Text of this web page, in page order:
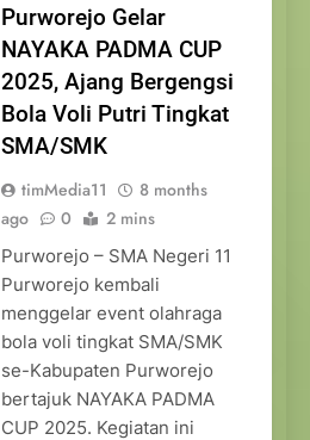
Purworejo Gelar
NAYAKA PADMA CUP
2025, Ajang Bergengsi
Bola Voli Putri Tingkat
SMA/SMK
timMedia11
8 months
ago
0 2 mins
Purworejo – SMA Negeri 11
Purworejo kembali
menggelar event olahraga
bola voli tingkat SMA/SMK
se-Kabupaten Purworejo
bertajuk NAYAKA PADMA
CUP 2025. Kegiatan ini